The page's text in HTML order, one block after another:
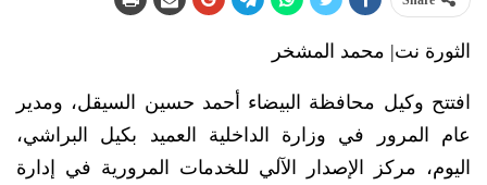
الثورة نت| محمد المشخر
افتتح وكيل محافظة البيضاء أحمد حسين السيقل، ومدير
عام المرور في وزارة الداخلية العميد بكيل البراشي،
اليوم، مركز الإصدار الآلي للخدمات المرورية في إدارة